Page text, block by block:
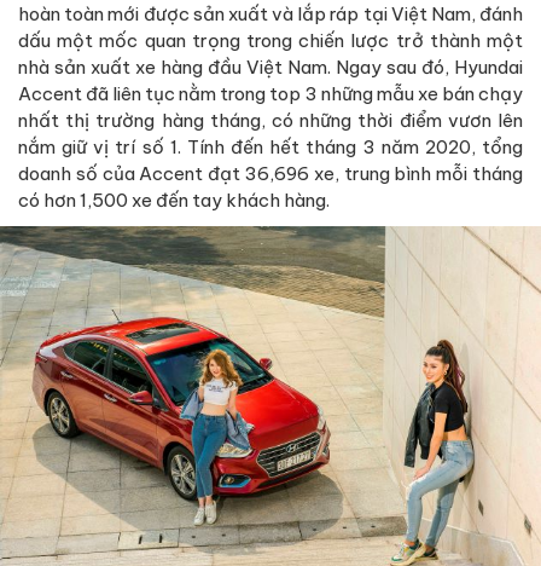
hoàn toàn mới được sản xuất và lắp ráp tại Việt Nam, đánh
dấu một mốc quan trọng trong chiến lược trở thành một
nhà sản xuất xe hàng đầu Việt Nam. Ngay sau đó, Hyundai
Accent đã liên tục nằm trong top 3 những mẫu xe bán chạy
nhất thị trường hàng tháng, có những thời điểm vươn lên
nắm giữ vị trí số 1. Tính đến hết tháng 3 năm 2020, tổng
doanh số của Accent đạt 36,696 xe, trung bình mỗi tháng
có hơn 1,500 xe đến tay khách hàng.